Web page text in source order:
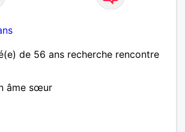
de 56 ans recherche rencontre
âme sœur